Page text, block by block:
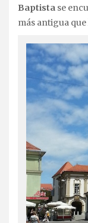
Baptista se
más antigua